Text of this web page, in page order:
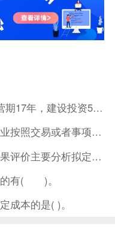
某建设项目建设期3年，生产经营期17年，建设投资5500万元
我国《企业会计准则》规定，企业按照交易或者事项的经济特征确定
对于非经营性技术方案，经济效果评价主要分析拟定方案的( )。
的有( )。
成本的是( )。